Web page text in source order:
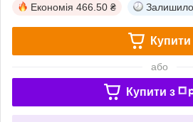
Економія 466.50 ₴
Купити
або
Купити з